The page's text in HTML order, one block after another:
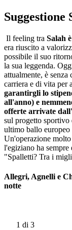
Suggestione
Il feeling tra Salah
era riuscito a
possibile il suo
la sua leggenda.
attualmente, è
carriera e di vita per
garantirgli lo
all'anno) e
offerte arrivate
sul progetto sportivo
ultimo ballo europeo
Un'operazione
l'egiziano ha sempre
"Spalletti? Tra i
Allegri, Agnelli e
notte
1 di 3